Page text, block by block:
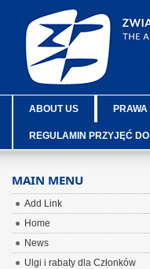
ABOUT US
REGULAMIN PRZYJĘĆ
MAIN MENU
Add Link
Home
News
Ulgi i rabaty dla Członków